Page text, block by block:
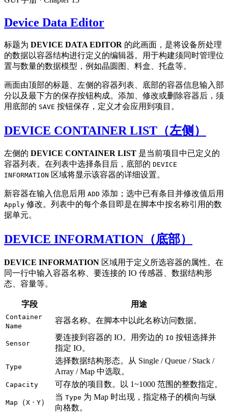
Device Data Editor
标题为 DEVICE DATA EDITOR 的此画面，是将设备所处理
的数据以容器结构进行定义的编辑器。用于构建须同时管理位
置与数量的数据模型，例如晶圆图、料盒、托盘等。
画面由顶部的标题、左侧的容器列表、底部的容器信息输入部
分以及最下方的保存按钮构成。添加、修改或删除容器后，须
用底部的 SAVE 按钮保存，定义才会应用到项目。
DEVICE CONTAINER LIST（左侧）
左侧的 DEVICE CONTAINER LIST 是当前项目中已定义的
容器列表。在列表中选择条目后，底部的 DEVICE
INFORMATION 区域将显示该容器的详细设置。
新容器在输入信息后用 ADD 添加；选中已有条目并修改值后用
Apply 修改。列表中的每个条目即是在脚本中按名称引用的数
据单元。
DEVICE INFORMATION（底部）
DEVICE INFORMATION 区域用于定义所选容器的属性。在
同一行中输入容器名称、要连接的 IO 传感器、数据结构形
态、容量等。
字段 用途
Container
Name
容器名称。在脚本中以此名称访问数据。
Sensor
要连接到容器的 IO。用旁边的 IO 按钮选择并
指定 IO。
Type
选择数据结构形态。从 Single / Queue / Stack /
Array / Map 中选取。
Capacity 可存放的项目数。以 1~1000 范围的整数指定。
Map （X · Y）
当 Type 为 Map 时出现，指定格子的横向与纵
向格数。